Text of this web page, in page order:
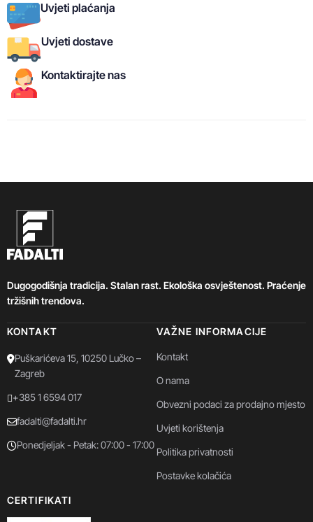
Uvjeti plaćanja
Uvjeti dostave
Kontaktirajte nas
Dugogodišnja tradicija. Stalan rast. Ekološka osvještenost. Praćenje
tržišnih trendova.
KONTAKT
Puškarićeva 15, 10250 Lučko –
Zagreb
+385 1 6594 017
fadalti@fadalti.hr
Ponedjeljak - Petak: 07:00 - 17:00
VAŽNE INFORMACIJE
Kontakt
O nama
Obvezni podaci za prodajno mjesto
Uvjeti korištenja
Politika privatnosti
Postavke kolačića
CERTIFIKATI